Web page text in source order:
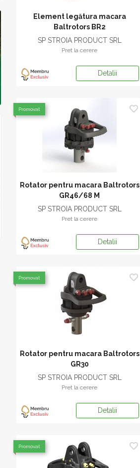
Element legătura macara
Baltrotors BR2
SP STROIA PRODUCT SRL
Pret la cerere
Detalii
Rotator pentru macara Baltrotors
GR46/68 M
SP STROIA PRODUCT SRL
Pret la cerere
Detalii
Promovat
Rotator pentru macara Baltrotors
GR30
SP STROIA PRODUCT SRL
Pret la cerere
Detalii
Promovat
Promovat